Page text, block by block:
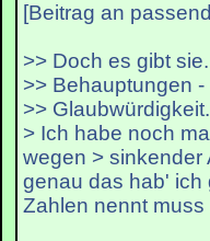
[Beitrag an
>> Doch es gibt
>> Behauptungen
>> Glaubwürdigkeit.
> Ich habe noch
wegen >
genau das hab' ich
Zahlen nennt